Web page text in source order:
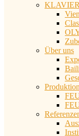
Über uns
Produktion